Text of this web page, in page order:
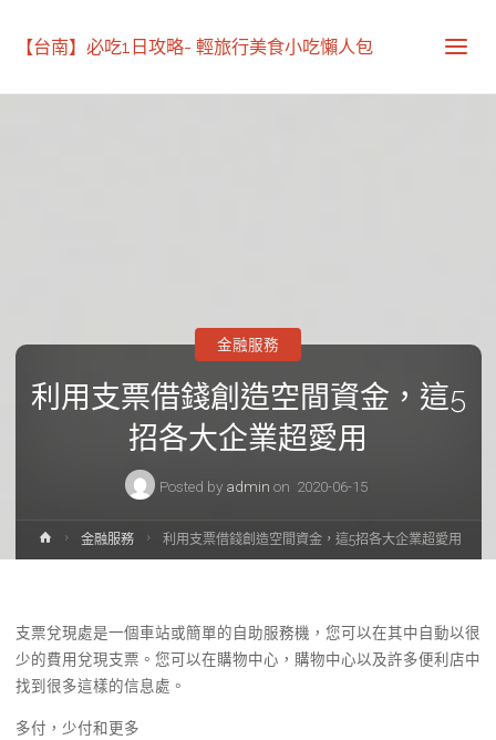
【台南】必吃1日攻略- 輕旅行美食小吃懶人包
利用支票借錢創造空間資金，這5
招各大企業超愛用
Posted by admin on 2020-06-15
金融服務
Home金融服務 利用支票借錢創造空間資金，這5招各大企業超愛用
支票兌現處是一個車站或簡單的自助服務機，您可以在其中自動以很
少的費用兌現支票。您可以在購物中心，購物中心以及許多便利店中
找到很多這樣的信息處。
多付，少付和更多